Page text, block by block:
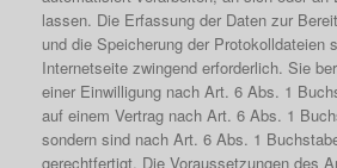
lassen. Die Erfassung der Daten zur
und die Speicherung der Protokolldateien
Internetseite zwingend erforderlich. Sie
einer Einwilligung nach Art. 6 Abs. 1
auf einem Vertrag nach Art. 6 Abs. 1
sondern sind nach Art. 6 Abs. 1
gerechtfertigt. Die Voraussetzungen des